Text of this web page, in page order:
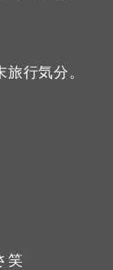
行気分。
笑